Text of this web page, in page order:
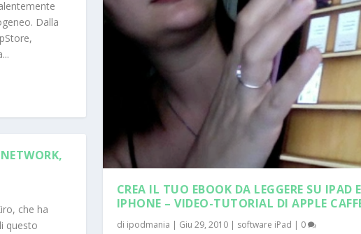
Dalla
che ha
questo
CREA IL TUO EBOOK DA LEGGERE SU IPAD
IPHONE – VIDEO-TUTORIAL DI APPLE
di ipodmania | Giu 29, 2010| software iPad | 0